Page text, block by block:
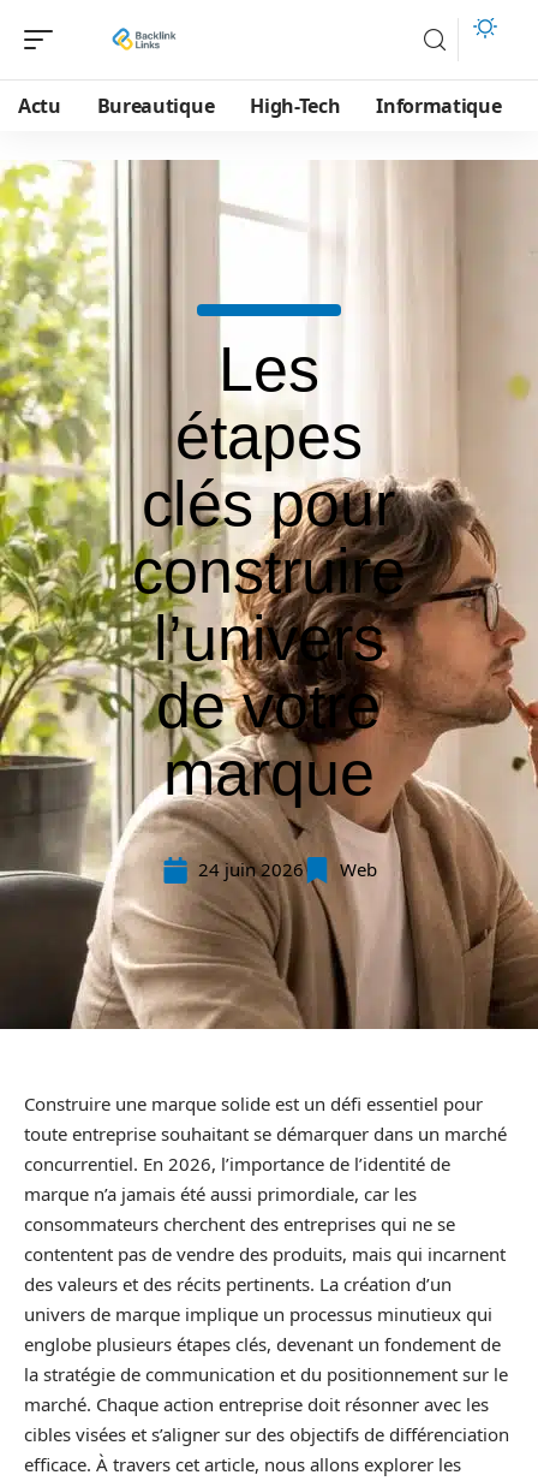
Actu Bureautique High-Tech Informatique
Les
étapes
clés pour
construire
l’univers
de votre
marque
24 juin 2026 Web
Construire une marque solide est un défi essentiel pour
toute entreprise souhaitant se démarquer dans un marché
concurrentiel. En 2026, l’importance de l’identité de
marque n’a jamais été aussi primordiale, car les
consommateurs cherchent des entreprises qui ne se
contentent pas de vendre des produits, mais qui incarnent
des valeurs et des récits pertinents. La création d’un
univers de marque implique un processus minutieux qui
englobe plusieurs étapes clés, devenant un fondement de
la stratégie de communication et du positionnement sur le
marché. Chaque action entreprise doit résonner avec les
cibles visées et s’aligner sur des objectifs de différenciation
efficace. À travers cet article, nous allons explorer les